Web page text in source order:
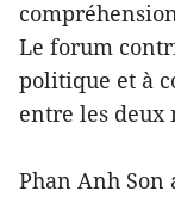
Le forum
politique et à
entre les deux
Phan Anh Son